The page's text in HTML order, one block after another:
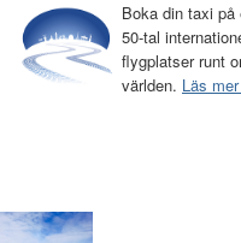
Boka din taxi på
50-tal
flygplatser runt
världen. Läs